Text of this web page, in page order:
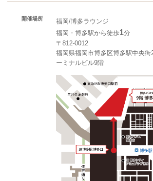
開催場所
福岡/博多ラウンジ
福岡・博多駅から徒歩1分
〒812-0012
福岡県福岡市博多区博多駅中央
ーミナルビル9階